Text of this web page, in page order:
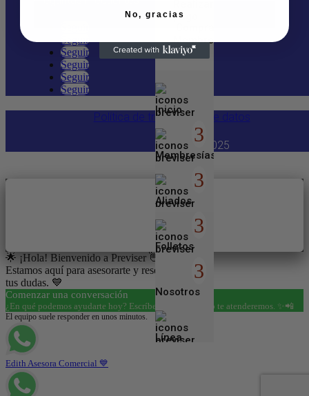
pago
Membresía
Inicio
Membresías
Aliados
Folletos
Nosotros
Línea
Seguir
Seguir
Seguir
Seguir
Seguir
Política de tratamiento de datos
Copyright 2025
🌟 ¡Hola! Bienvenido a Previser 👋😊
Estamos aquí para asesorarte y resolver todas
tus dudas. 💙
Comenzar una conversación
¿En qué podemos ayudarte hoy? Escríbenos y con gusto te atenderemos. ✨📲
El equipo suele responder en unos minutos.
Edith Asesora Comercial 💙
No, gracias